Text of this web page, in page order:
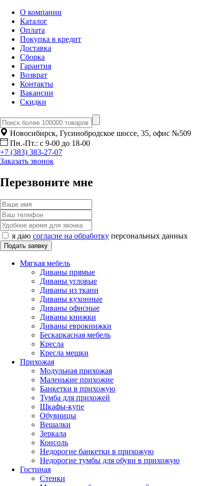
О компании
Каталог
Оплата
Покупка в кредит
Доставка
Сборка
Гарантия
Возврат
Контакты
Вакансии
Скидки
Новосибирск, Гусинобродское шоссе, 35, офис №509
Пн.-Пт.: с 9-00 до 18-00
+7 (383) 383-27-07
Заказать звонок
Перезвоните мне
я даю согласие на обработку персональных данных
Мягкая мебель
Диваны прямые
Диваны угловые
Диваны из ткани
Диваны кухонные
Диваны офисные
Диваны книжки
Диваны еврокнижки
Бескаркасная мебель
Кресла
Кресла мешки
Прихожая
Модульная прихожая
Маленькие прихожие
Банкетки в прихожую
Тумба для прихожей
Шкафы-купе
Обувницы
Вешалки
Зеркала
Консоль
Недорогие банкетки в прихожую
Недорогие тумбы для обуви в прихожую
Гостиная
Стенки